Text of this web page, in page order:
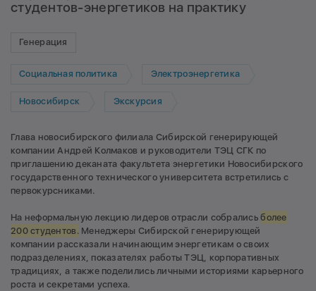
студентов-энергетиков на практику
Генерация
Социальная политика Электроэнергетика
Новосибирск Экскурсия
Глава новосибирского филиала Сибирской генерирующей
компании Андрей Колмаков и руководители ТЭЦ СГК по
приглашению деканата факультета энергетики Новосибирского
государственного технического университета встретились с
первокурсниками.
На неформальную лекцию лидеров отрасли собралисьболее
200 студентов.Менеджеры Сибирской генерирующей
компании рассказали начинающим энергетикам о своих
подразделениях, показателях работы ТЭЦ, корпоративных
традициях, а также поделились личными историями карьерного
роста и секретами успеха.